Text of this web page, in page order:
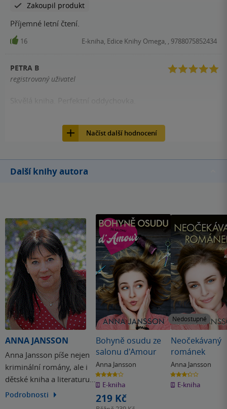
Zakoupil produkt
Příjemné letní čtení.
16 E-kniha, Edice Knihy Omega, , 9788075852434
PETRA B
registrovaný uživatel
Skvělá kniha. Perfektní oddychovka.
Načíst další hodnocení
Další knihy autora
ANNA JANSSON
Anna Jansson píše nejen
kriminální romány, ale i
dětské kniha a literaturu
faktu. Většina jejích děl je
Podrobnosti
Bohyně osudu ze
salonu d'Amour
Anna Jansson
3.8
z
5
hvězdiček
E-kniha
219 Kč
Nedostupné
Neočekávaný
románek
Anna Jansson
3.3
z
5
hvězdiček
E-kniha